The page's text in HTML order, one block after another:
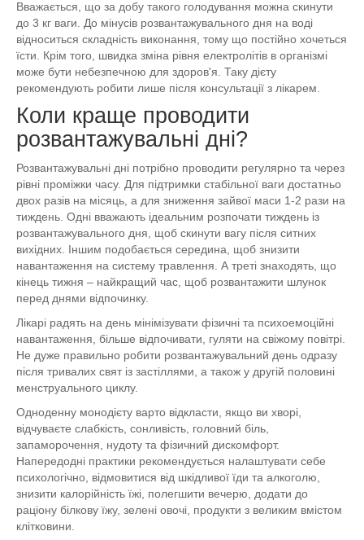
Вважається, що за добу такого голодування можна скинути
до 3 кг ваги. До мінусів розвантажувального дня на воді
відноситься складність виконання, тому що постійно хочеться
їсти. Крім того, швидка зміна рівня електролітів в організмі
може бути небезпечною для здоров'я. Таку дієту
рекомендують робити лише після консультації з лікарем.
Коли краще проводити
розвантажувальні дні?
Розвантажувальні дні потрібно проводити регулярно та через
рівні проміжки часу. Для підтримки стабільної ваги достатньо
двох разів на місяць, а для зниження зайвої маси 1-2 рази на
тиждень. Одні вважають ідеальним розпочати тиждень із
розвантажувального дня, щоб скинути вагу після ситних
вихідних. Іншим подобається середина, щоб знизити
навантаження на систему травлення. А треті знаходять, що
кінець тижня – найкращий час, щоб розвантажити шлунок
перед днями відпочинку.
Лікарі радять на день мінімізувати фізичні та психоемоційні
навантаження, більше відпочивати, гуляти на свіжому повітрі.
Не дуже правильно робити розвантажувальний день одразу
після тривалих свят із застіллями, а також у другій половині
менструального циклу.
Одноденну монодієту варто відкласти, якщо ви хворі,
відчуваєте слабкість, сонливість, головний біль,
запаморочення, нудоту та фізичний дискомфорт.
Напередодні практики рекомендується налаштувати себе
психологічно, відмовитися від шкідливої їди та алкоголю,
знизити калорійність їжі, полегшити вечерю, додати до
раціону білкову їжу, зелені овочі, продукти з великим вмістом
клітковини.